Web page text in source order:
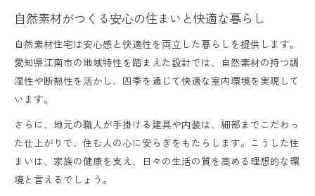
自然素材がつくる安心の住まいと快適な暮らし
自然素材住宅は安心感と快適性を両立した暮らしを提供します。
愛知県江南市の地域特性を踏まえた設計では、自然素材の持つ調
湿性や断熱性を活かし、四季を通じて快適な室内環境を実現して
います。
さらに、地元の職人が手掛ける建具や内装は、細部までこだわっ
た仕上がりで、住む人の心に安らぎをもたらします。こうした住
まいは、家族の健康を支え、日々の生活の質を高める理想的な環
境と言えるでしょう。